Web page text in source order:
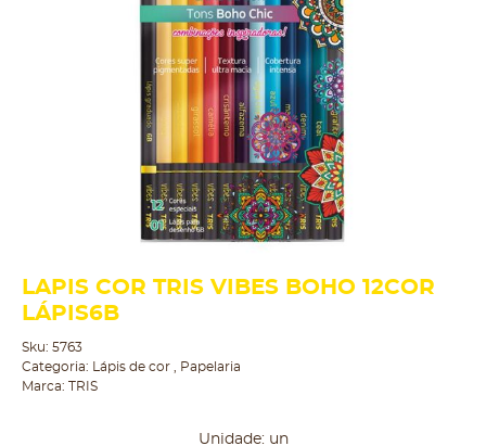
LAPIS COR TRIS VIBES BOHO 12COR
LÁPIS6B
Sku: 5763
Categoria:
Lápis de cor
Papelaria
Marca: TRIS
Unidade: un